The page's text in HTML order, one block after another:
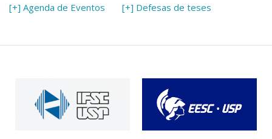
[+] Agenda de Eventos [+] Defesas de teses